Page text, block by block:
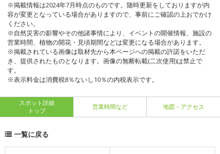
※掲載情報は2024年7月時点のものです。随時更新をしておりますが内
容が変更となっている場合がありますので、事前にご確認の上おでかけ
ください。
※自然災害の影響やその他諸事情により、イベントの開催情報、施設の
営業時間、植物の開花・見頃期間などは変更になる場合があります。
※掲載されている画像は取材先から本ページへの掲載の許諾をいただ
き、提供されたものとなります。画像の無断転載(二次使用)は禁止で
す。
※表示料金は消費税8％ないし10％の内税表示です。
スポット詳細
トップ
営業時間など 地図・アクセス
一覧に戻る